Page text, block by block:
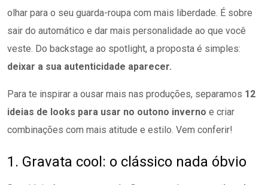
olhar para o seu guarda-roupa com mais liberdade. É sobre
sair do automático e dar mais personalidade ao que você
veste. Do backstage ao spotlight, a proposta é simples:
deixar a sua autenticidade aparecer.
Para te inspirar a ousar mais nas produções, separamos 12
ideias de looks para usar no outono inverno e criar
combinações com mais atitude e estilo. Vem conferir!
1. Gravata cool: o clássico nada óbvio